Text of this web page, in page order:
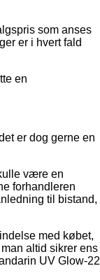
som anses
er i hvert fald
en
er dog gerne en
være en
forhandleren
til bistand,
med købet,
altid sikrer ens
UV Glow-22